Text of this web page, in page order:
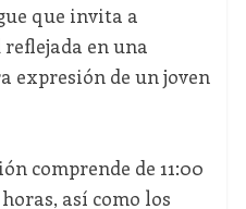
que invita a
en una
expresión de un joven
comprende de 11:00
horas, así como los